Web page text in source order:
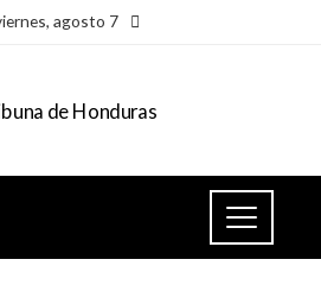
agosto 7